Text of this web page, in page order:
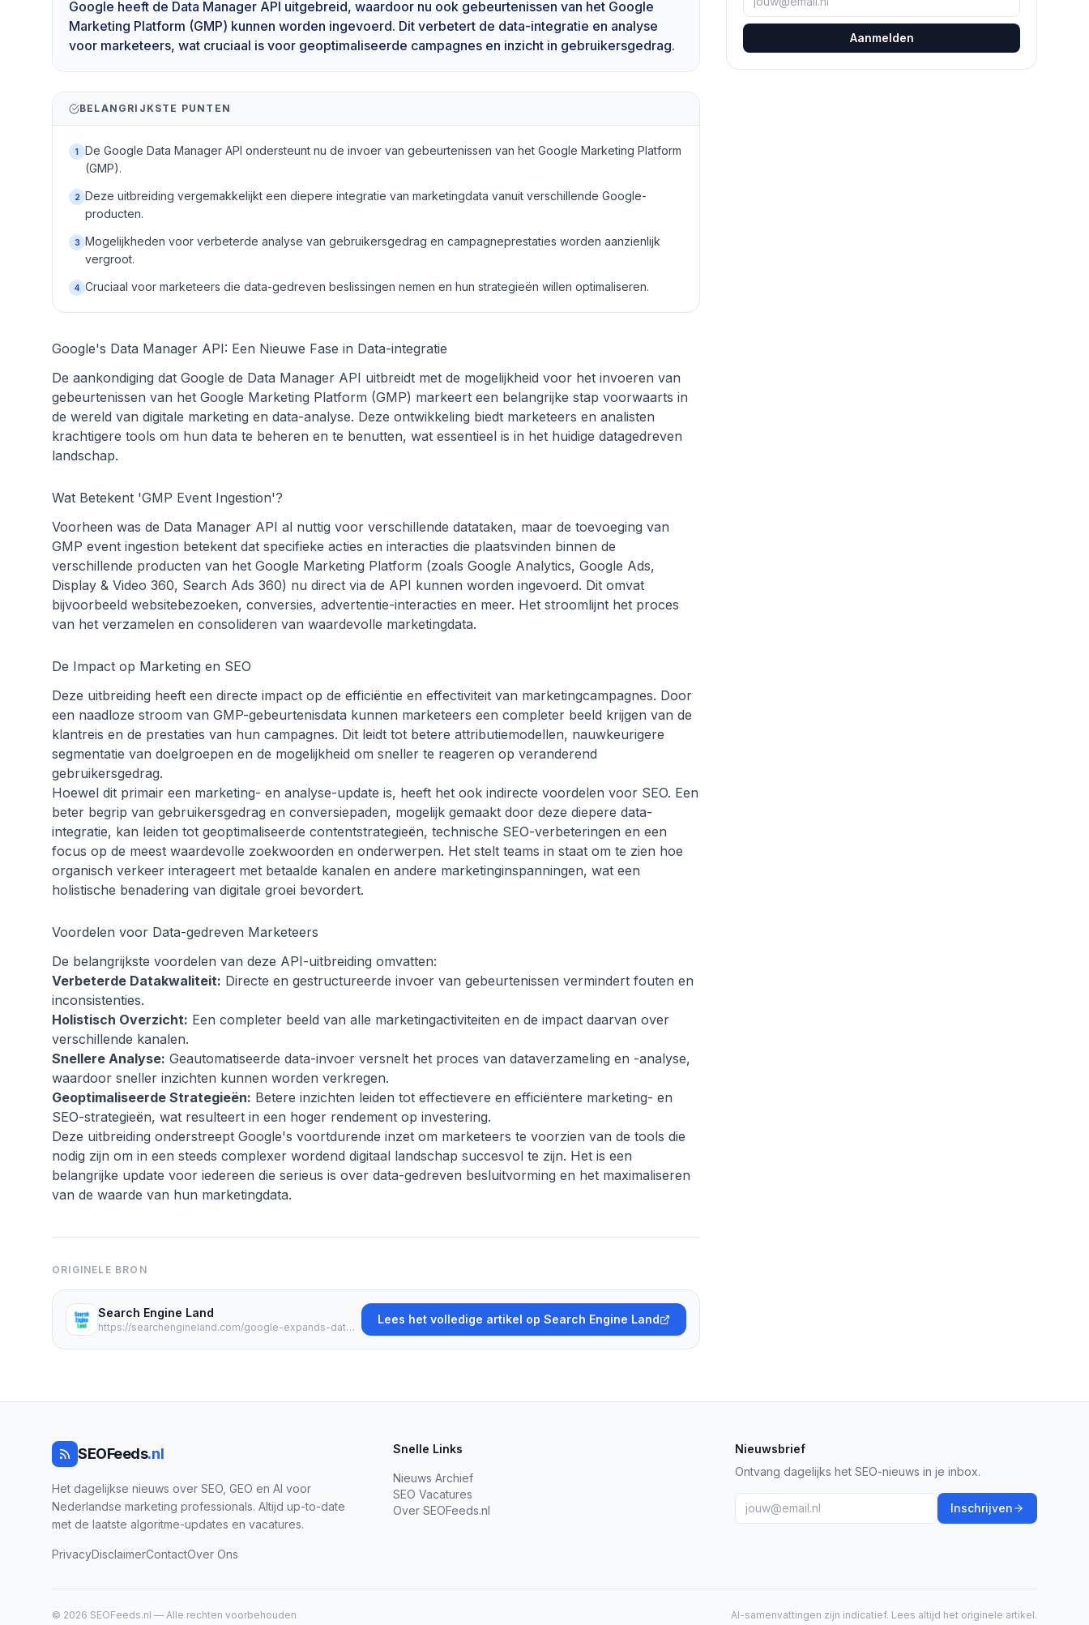
Google heeft de Data Manager API uitgebreid, waardoor nu ook gebeurtenissen van het Google
Marketing Platform (GMP) kunnen worden ingevoerd. Dit verbetert de data-integratie en analyse
voor marketeers, wat cruciaal is voor geoptimaliseerde campagnes en inzicht in gebruikersgedrag.
BELANGRIJKSTE PUNTEN
1
De Google Data Manager API ondersteunt nu de invoer van gebeurtenissen van het Google Marketing Platform
(GMP).
2 Deze uitbreiding vergemakkelijkt een diepere integratie van marketingdata vanuit verschillende Google-
producten.
3 Mogelijkheden voor verbeterde analyse van gebruikersgedrag en campagneprestaties worden aanzienlijk
vergroot.
4 Cruciaal voor marketeers die data-gedreven beslissingen nemen en hun strategieën willen optimaliseren.
Google's Data Manager API: Een Nieuwe Fase in Data-integratie
De aankondiging dat Google de Data Manager API uitbreidt met de mogelijkheid voor het invoeren van
gebeurtenissen van het Google Marketing Platform (GMP) markeert een belangrijke stap voorwaarts in
de wereld van digitale marketing en data-analyse. Deze ontwikkeling biedt marketeers en analisten
krachtigere tools om hun data te beheren en te benutten, wat essentieel is in het huidige datagedreven
landschap.
Wat Betekent 'GMP Event Ingestion'?
Voorheen was de Data Manager API al nuttig voor verschillende datataken, maar de toevoeging van
GMP event ingestion betekent dat specifieke acties en interacties die plaatsvinden binnen de
verschillende producten van het Google Marketing Platform (zoals Google Analytics, Google Ads,
Display & Video 360, Search Ads 360) nu direct via de API kunnen worden ingevoerd. Dit omvat
bijvoorbeeld websitebezoeken, conversies, advertentie-interacties en meer. Het stroomlijnt het proces
van het verzamelen en consolideren van waardevolle marketingdata.
De Impact op Marketing en SEO
Deze uitbreiding heeft een directe impact op de efficiëntie en effectiviteit van marketingcampagnes. Door
een naadloze stroom van GMP-gebeurtenisdata kunnen marketeers een completer beeld krijgen van de
klantreis en de prestaties van hun campagnes. Dit leidt tot betere attributiemodellen, nauwkeurigere
segmentatie van doelgroepen en de mogelijkheid om sneller te reageren op veranderend
gebruikersgedrag.
Hoewel dit primair een marketing- en analyse-update is, heeft het ook indirecte voordelen voor SEO. Een
beter begrip van gebruikersgedrag en conversiepaden, mogelijk gemaakt door deze diepere data-
integratie, kan leiden tot geoptimaliseerde contentstrategieën, technische SEO-verbeteringen en een
focus op de meest waardevolle zoekwoorden en onderwerpen. Het stelt teams in staat om te zien hoe
organisch verkeer interageert met betaalde kanalen en andere marketinginspanningen, wat een
holistische benadering van digitale groei bevordert.
Voordelen voor Data-gedreven Marketeers
De belangrijkste voordelen van deze API-uitbreiding omvatten:
Verbeterde Datakwaliteit: Directe en gestructureerde invoer van gebeurtenissen vermindert fouten en
inconsistenties.
Holistisch Overzicht: Een completer beeld van alle marketingactiviteiten en de impact daarvan over
verschillende kanalen.
Snellere Analyse: Geautomatiseerde data-invoer versnelt het proces van dataverzameling en -analyse,
waardoor sneller inzichten kunnen worden verkregen.
Geoptimaliseerde Strategieën: Betere inzichten leiden tot effectievere en efficiëntere marketing- en
SEO-strategieën, wat resulteert in een hoger rendement op investering.
Deze uitbreiding onderstreept Google's voortdurende inzet om marketeers te voorzien van de tools die
nodig zijn om in een steeds complexer wordend digitaal landschap succesvol te zijn. Het is een
belangrijke update voor iedereen die serieus is over data-gedreven besluitvorming en het maximaliseren
van de waarde van hun marketingdata.
ORIGINELE BRON
Search Engine Land
https://searchengineland.com/google-expands-data-manager-api-with-gmp-event-ingestion-479159
Lees het volledige artikel op Search Engine Land
Aanmelden
SEOFeeds.nl
Het dagelijkse nieuws over SEO, GEO en AI voor
Nederlandse marketing professionals. Altijd up-to-date
met de laatste algoritme-updates en vacatures.
PrivacyDisclaimerContactOver Ons
Snelle Links
Nieuws Archief
SEO Vacatures
Over SEOFeeds.nl
Nieuwsbrief
Ontvang dagelijks het SEO-nieuws in je inbox.
Inschrijven
© 2026 SEOFeeds.nl — Alle rechten voorbehouden AI-samenvattingen zijn indicatief. Lees altijd het originele artikel.